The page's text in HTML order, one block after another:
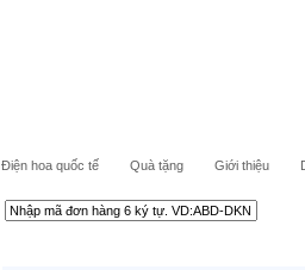
Điện hoa quốc tế Quà tặng Giới thiệu